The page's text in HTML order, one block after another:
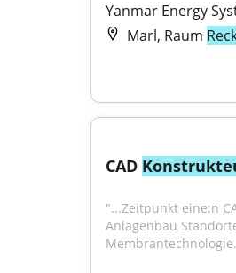
Yanmar Energy
Marl, Raum
CAD
"...Zeitpunkt eine:n
Anlagenbau